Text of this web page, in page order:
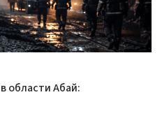
области Абай: